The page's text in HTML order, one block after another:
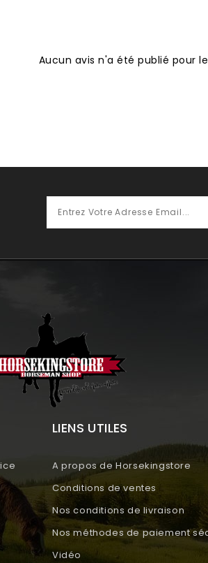
Aucun avis n'a été publié pour
LIENS UTILES
A propos de Horsekingstore
Conditions de ventes
Nos conditions de livraison
Nos méthodes de paiement
Vidéo